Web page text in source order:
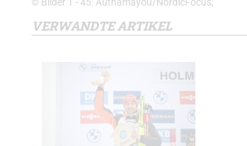
VERWANDTE ARTIKEL